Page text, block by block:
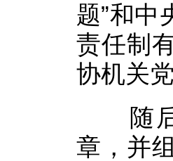
题”和中
责任制
协机关
随后
章，并